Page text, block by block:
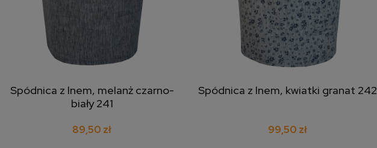
dodaj do koszyka
Spódnica z lnem, melanż czarno-
biały 241
89,50 zł
dodaj do koszyka
Spódnica z lnem, kwiatki granat 242
99,50 zł